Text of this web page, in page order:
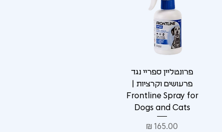
פרונטליין ספריי נגד
פרעושים וקרציות |
Frontline Spray for
Dogs and Cats
מחיר